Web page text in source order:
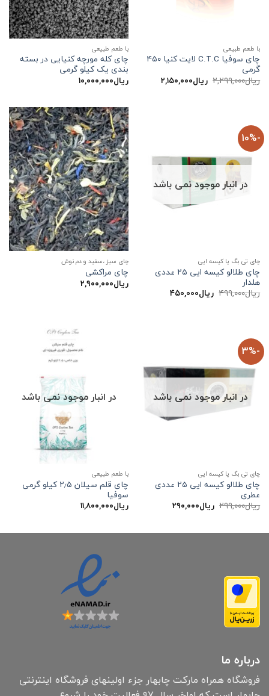
با طعم طبیعی
چای سوفیا C.T.C لایت کنیا ۴۵۰
گرمی
ریال۲,۲۹۹,۰۰۰ قیمت
اصلی:
ریال۲,۱۵۰,۰۰۰قیمت
فعلی:
با طعم طبیعی
چای کله مورچه کنیایی در بسته
بندی یک کیلو گرمی
ریال۱۰,۰۰۰,۰۰۰
-10%
در انبار موجود نمی باشد
چای تی بگ یا کیسه ایی
چای طلالو کیسه ایی ۲۵ عددی
هلدار
ریال۴۹۹,۰۰۰ قیمت
اصلی:
ریال۴۵۰,۰۰۰قیمت
فعلی:
چای سبز ،سفید و دم نوش
چای مراکشی
ریال۲,۹۰۰,۰۰۰
-3%
در انبار موجود نمی باشد
چای تی بگ یا کیسه ایی
چای طلالو کیسه ایی ۲۵ عددی
عطری
ریال۲۹۹,۰۰۰ قیمت
اصلی:
ریال۲۹۰,۰۰۰قیمت
فعلی:
در انبار موجود نمی باشد
با طعم طبیعی
چای قلم سیلان ۲٫۵ کیلو گرمی
سوفیا
ریال۱۱,۸۰۰,۰۰۰
درباره ما
فروشگاه همراه مارکت چابهار جزء اولینهای فروشگاه اینترنتی